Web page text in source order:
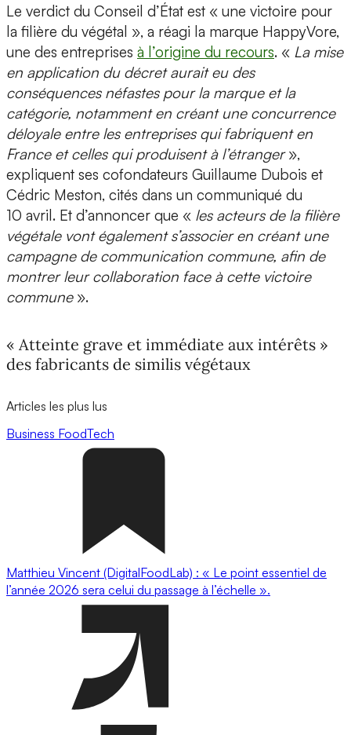
Le verdict du Conseil d’État est « une victoire pour
la filière du végétal », a réagi la marque HappyVore,
une des entreprises à l’origine du recours. « La mise
en application du décret aurait eu des
conséquences néfastes pour la marque et la
catégorie, notamment en créant une concurrence
déloyale entre les entreprises qui fabriquent en
France et celles qui produisent à l’étranger»,
expliquent ses cofondateurs Guillaume Dubois et
Cédric Meston, cités dans un communiqué du
10 avril. Et d’annoncer que « les acteurs de la filière
végétale vont également s’associer en créant une
campagne de communication commune, afin de
montrer leur collaboration face à cette victoire
commune».
« Atteinte grave et immédiate aux intérêts »
des fabricants de similis végétaux
Articles les plus lus
Business FoodTech
Matthieu Vincent (DigitalFoodLab) : « Le point essentiel de
l’année 2026 sera celui du passage à l’échelle ».